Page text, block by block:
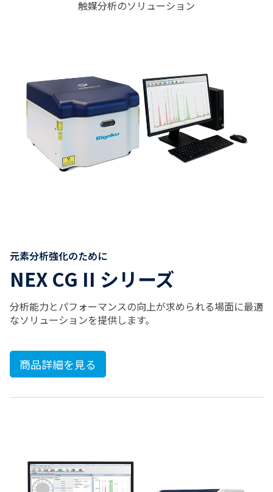
触媒分析のソリューション
元素分析強化のために
NEX CG II シリーズ
分析能力とパフォーマンスの向上が求められる場面に最適
なソリューションを提供します。
商品詳細を見る